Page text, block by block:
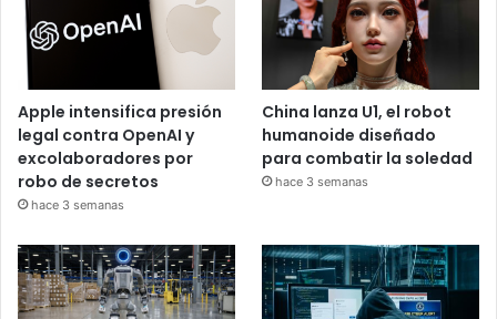
Apple intensifica presión
legal contra OpenAI y
excolaboradores por
robo de secretos
hace 3 semanas
China lanza U1, el robot
humanoide diseñado
para combatir la soledad
hace 3 semanas